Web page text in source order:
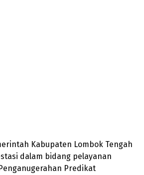
Kabupaten Lombok Tengah
dalam bidang pelayanan
Predikat